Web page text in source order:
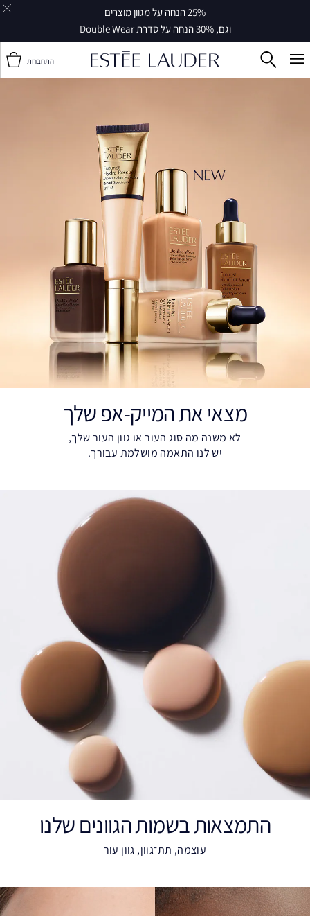
25% הנחה על מגוון מוצרים
וגם, 30% הנחה על סדרת Double Wear
התחברות
מצאי את המייק-אפ שלך
לא משנה מה סוג העור או גוון העור שלך,
יש לנו התאמה מושלמת עבורך.
התמצאות בשמות הגוונים שלנו
עוצמה, תת־גוון, גוון עור